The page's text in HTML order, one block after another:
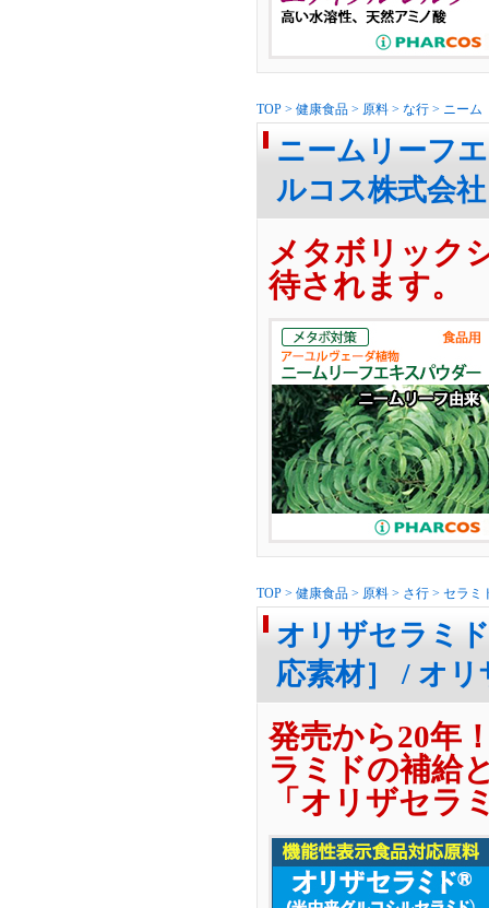
TOP > 健康食品 > 原料 > な行 > ニーム
ニームリーフ
ルコス株式会社
メタボリック
待されます。
TOP > 健康食品 > 原料 > さ行 > セラミ
オリザセラミ
応素材］ / オ
発売から20年
ラミドの補給
「オリザセラ